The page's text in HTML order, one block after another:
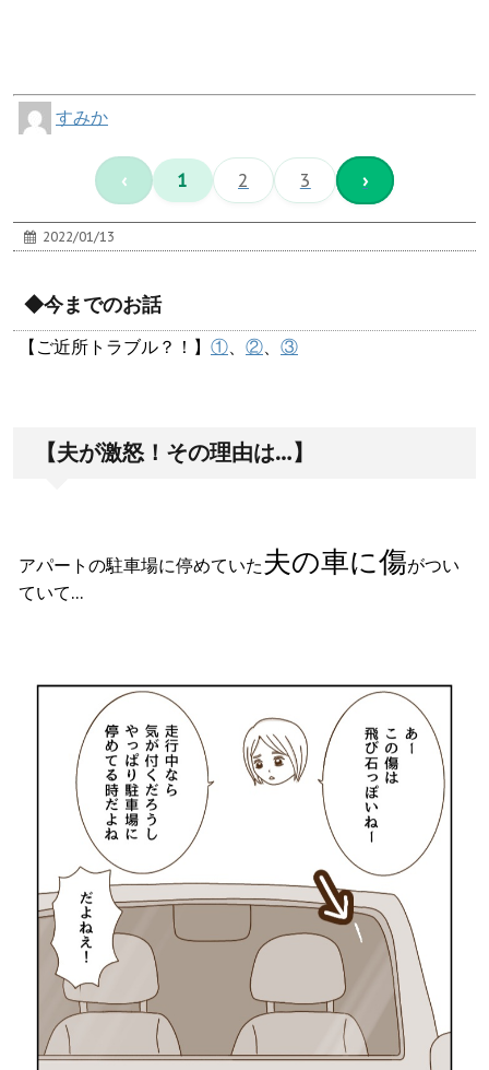
すみか
‹ 1 2 3 ›
2022/01/13
◆今までのお話
【ご近所トラブル？！】 ① ② ③
【夫が激怒！その理由は…】
アパートの駐車場に停めていた夫の車に傷がつい
ていて…